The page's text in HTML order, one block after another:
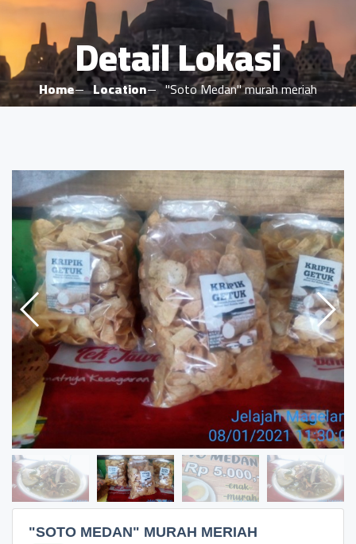
Detail Lokasi
Home Location "Soto Medan" murah meriah
"SOTO MEDAN" MURAH MERIAH